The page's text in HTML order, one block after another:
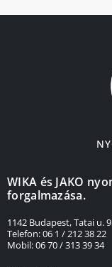
WIKA és JAKO
forgalmazása.
1142 Budapest, Tatai u.
Telefon: 06 1 / 212 38 22
Mobil: 06 70 / 313 39 34